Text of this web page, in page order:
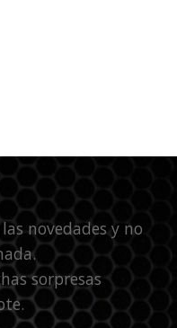
novedades y no
sorpresas